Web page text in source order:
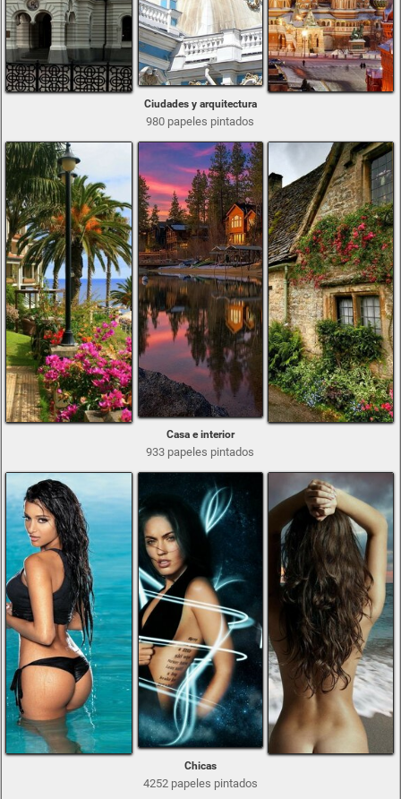
Ciudades y arquitectura
980 papeles pintados
Casa e interior
933 papeles pintados
Chicas
4252 papeles pintados